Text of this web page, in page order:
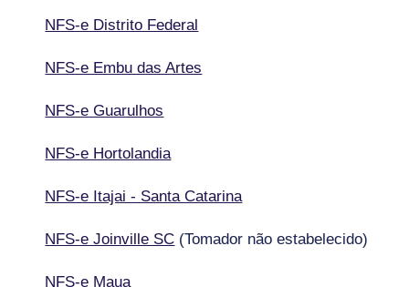
NFS-e Distrito Federal
NFS-e Embu das Artes
NFS-e Guarulhos
NFS-e Hortolandia
NFS-e Itajai - Santa Catarina
NFS-e Joinville SC (Tomador não estabelecido)
NFS-e Maua